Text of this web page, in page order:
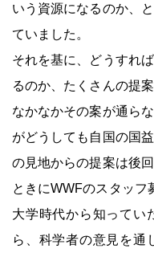
いう資源になるのか、
ていました。
それを基に、どうすれ
るのか、たくさんの提
なかなかその案が通ら
がどうしても自国の国
の見地からの提案は後
ときにWWFのスタッフ
大学時代から知ってい
ら、科学者の意見を通